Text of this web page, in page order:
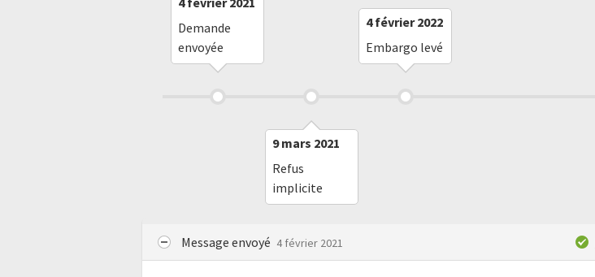
Demande
envoyée
9 mars 2021
Refus
implicite
4 février 2022
Embargo levé
Message envoyé 4 février 2021